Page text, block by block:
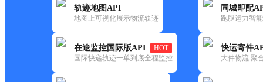
轨迹地图API
地图上可视化展示物流轨迹
在途监控国际版API
HOT
国际快递轨迹一单到底全程监控
同城即配
跑腿运力智
快运寄件
大件物流 聚
韵达
湖北孝感公司南方国际便民寄
更新时间：2022-07-14 00:00:00